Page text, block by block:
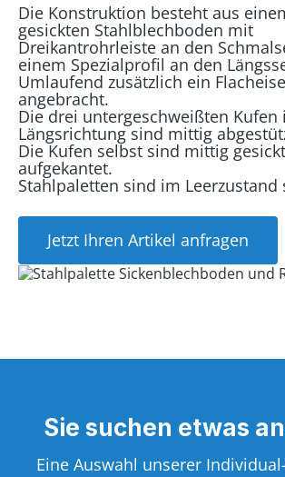
Die Konstruktion besteht aus
gesickten Stahlblechboden mit
Dreikantrohrleiste an den
einem Spezialprofil an den
Umlaufend zusätzlich ein
angebracht.
Die drei untergeschweißten Kufen
Längsrichtung sind mittig
Die Kufen selbst sind mittig
aufgekantet.
Stahlpaletten sind im Leerzustand
Jetzt Ihren Artikel anfragen
Sie suchen etwas
Eine Auswahl unserer